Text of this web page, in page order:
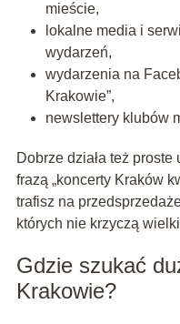
mieście,
lokalne media i
wydarzeń,
wydarzenia na
Krakowie”,
newslettery klubów
Dobrze działa też
frazą „koncerty Kraków
trafisz na
których nie krzyczą
Gdzie szukać
Krakowie?